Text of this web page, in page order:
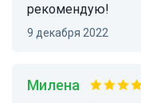
рекомендую!
9 декабря 2022
Милена